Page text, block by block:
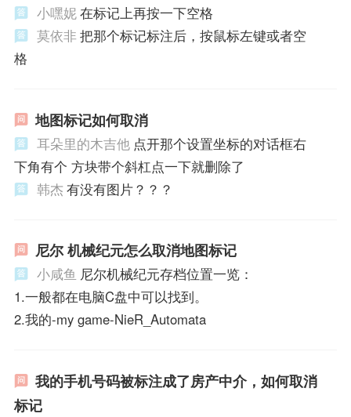
小嘿妮在标记上再按一下空格
莫依非 把那个标记标注后，按鼠标左键或者空
格
地图标记如何取消
耳朵里的木吉他 点开那个设置坐标的对话框右
下角有个 方块带个斜杠点一下就删除了
韩杰 有没有图片？？？
尼尔 机械纪元怎么取消地图标记
小咸鱼 尼尔机械纪元存档位置一览：
1.一般都在电脑C盘中可以找到。
2.我的-my game-NieR_Automata
我的手机号码被标注成了房产中介，如何取消
标记